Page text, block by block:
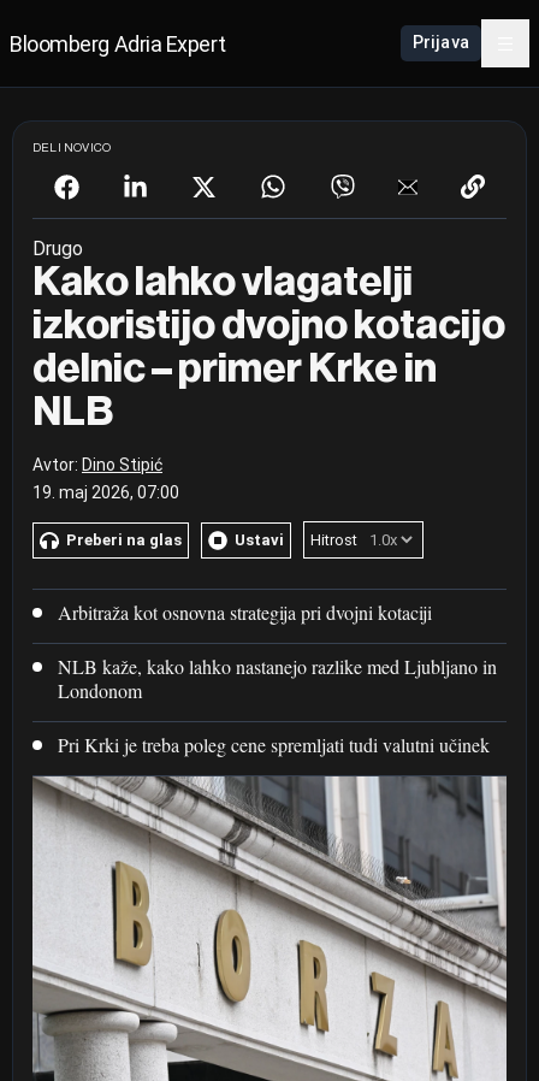
Bloomberg Adria Expert Prijava
DELI NOVICO
Drugo
Kako lahko vlagatelji
izkoristijo dvojno kotacijo
delnic – primer Krke in
NLB
Avtor: Dino Stipić
19. maj 2026, 07:00
Preberi na glas Ustavi Hitrost
Arbitraža kot osnovna strategija pri dvojni kotaciji
NLB kaže, kako lahko nastanejo razlike med Ljubljano in
Londonom
Pri Krki je treba poleg cene spremljati tudi valutni učinek